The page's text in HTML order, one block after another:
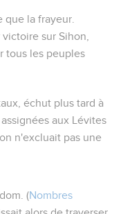
la frayeur.
sur Sihon,
tous les peuples
, échut plus tard à
aux Lévites
n'excluait pas une
(Nombres